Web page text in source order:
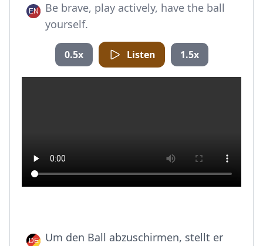
Be brave, play actively, have the ball
yourself.
0.5x Listen 1.5x
Um den Ball abzuschirmen, stellt er